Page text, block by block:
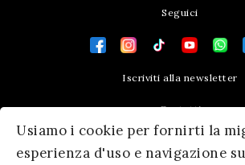
Usiamo i cookie per fornirti la
esperienza d'uso e navigazione
Seguici
Iscriviti alla newsletter
Contatti